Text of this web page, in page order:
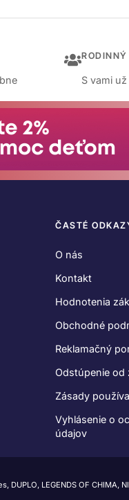
RODINNÝ
S vami
ČASTÉ
O nás
Kontakt
Hodnotenia
Obchodné
Reklamačný
Odstúpenie od
Zásady
Vyhlásenie o
údajov
DUPLO, LEGENDS OF CHIMA,